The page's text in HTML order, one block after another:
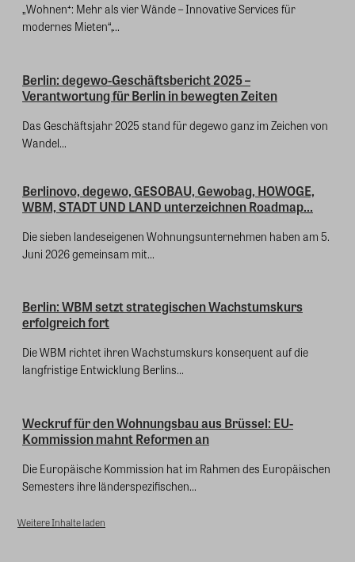
„Wohnen⁺: Mehr als vier Wände – Innovative Services für
modernes Mieten“,...
Berlin: degewo-Geschäftsbericht 2025 –
Verantwortung für Berlin in bewegten Zeiten
Das Geschäftsjahr 2025 stand für degewo ganz im Zeichen von
Wandel...
Berlinovo, degewo, GESOBAU, Gewobag, HOWOGE,
WBM, STADT UND LAND unterzeichnen Roadmap...
Die sieben landeseigenen Wohnungsunternehmen haben am 5.
Juni 2026 gemeinsam mit...
Berlin: WBM setzt strategischen Wachstumskurs
erfolgreich fort
Die WBM richtet ihren Wachstumskurs konsequent auf die
langfristige Entwicklung Berlins...
Weckruf für den Wohnungsbau aus Brüssel: EU-
Kommission mahnt Reformen an
Die Europäische Kommission hat im Rahmen des Europäischen
Semesters ihre länderspezifischen...
Weitere Inhalte laden